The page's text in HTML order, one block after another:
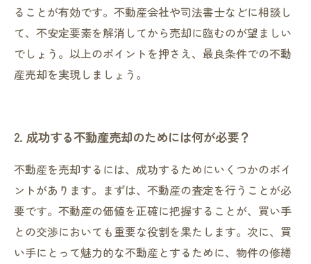
ることが有効です。不動産会社や司法書士などに相談し
て、不安定要素を解消してから売却に臨むのが望ましい
でしょう。以上のポイントを押さえ、最良条件での不動
産売却を実現しましょう。
2. 成功する不動産売却のためには何が必要？
不動産を売却するには、成功するためにいくつかのポイ
ントがあります。まずは、不動産の査定を行うことが必
要です。不動産の価値を正確に把握することが、買い手
との交渉においても重要な役割を果たします。次に、買
い手にとって魅力的な不動産とするために、物件の修繕